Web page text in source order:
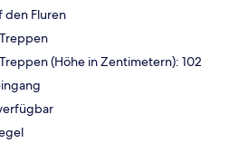
den Fluren
(Höhe in Zentimetern): 102